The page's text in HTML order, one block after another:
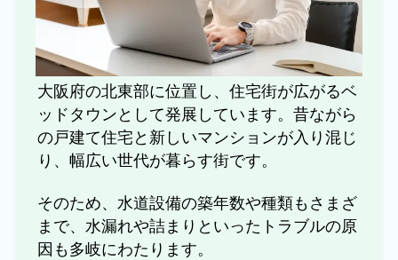
大阪府の北東部に位置し、住宅街が広がるベ
ッドタウンとして発展しています。昔ながら
の戸建て住宅と新しいマンションが入り混じ
り、幅広い世代が暮らす街です。
そのため、水道設備の築年数や種類もさまざ
まで、水漏れや詰まりといったトラブルの原
因も多岐にわたります。